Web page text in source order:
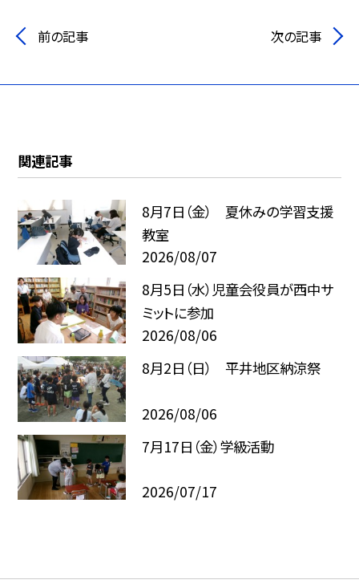
前の記事 次の記事
関連記事
8月7日（金） 夏休みの学習支援
教室
2026/08/07
8月5日（水）児童会役員が西中サ
ミットに参加
2026/08/06
8月2日（日） 平井地区納涼祭
2026/08/06
7月17日（金）学級活動
2026/07/17